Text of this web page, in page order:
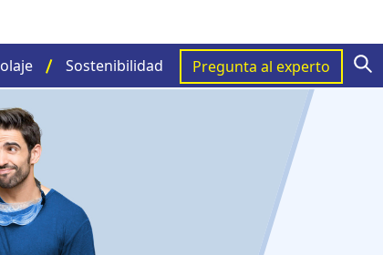
Sostenibilidad Pregunta al experto